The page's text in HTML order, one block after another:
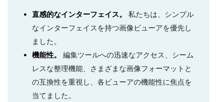
直感的なインターフェイス。
私たちは、シンプル
なインターフェイスを持つ画像ビューアを優先し
ました。
機能性。
編集ツールへの迅速なアクセス、シーム
レスな整理機能、さまざまな画像フォーマットと
の互換性を重視し、各ビューアの機能性に焦点を
当てました。